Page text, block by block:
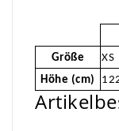
Größe
XS
Höhe (cm)